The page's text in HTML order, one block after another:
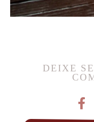
DEIXE